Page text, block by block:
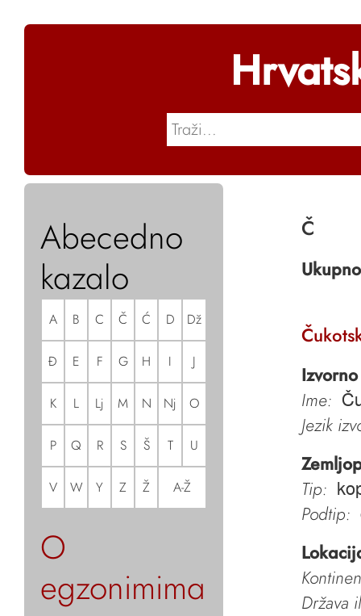
Abecedno
kazalo
A B C Č Ć D Dž
Đ E F G H I J
K L Lj M N Nj O
P Q R S Š T U
V W Y Z Ž A-Ž
O
egzonimima
Č
Ime:
Jezik
Tip:
Podtip:
Država